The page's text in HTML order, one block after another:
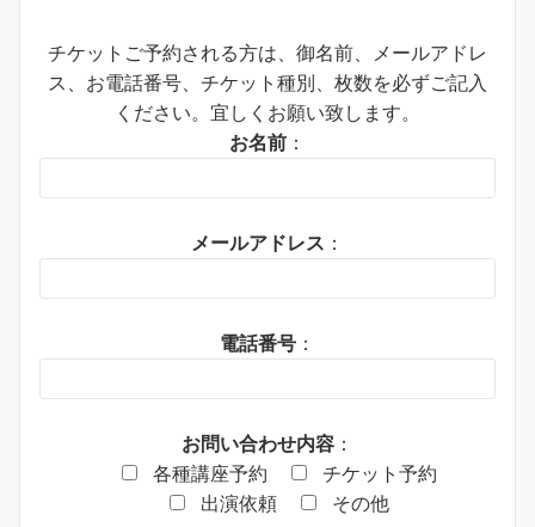
チケットご予約される方は、御名前、メールアドレ
ス、お電話番号、チケット種別、枚数を必ずご記入
ください。宜しくお願い致します。
お名前 ：
メールアドレス ：
電話番号 ：
お問い合わせ内容 ：
各種講座予約
チケット予約
出演依頼
その他